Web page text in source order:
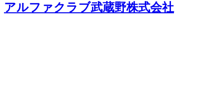
アルファクラブ武蔵野株式会社